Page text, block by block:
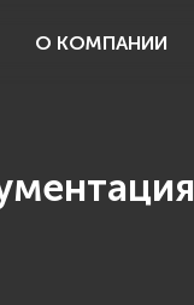
О КОМПАНИИ